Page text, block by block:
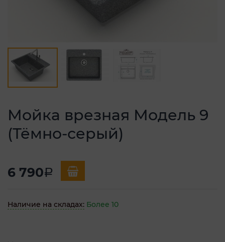
Мойка врезная Модель 9
(Тёмно-серый)
6 790a
Наличие на складах: Более 10